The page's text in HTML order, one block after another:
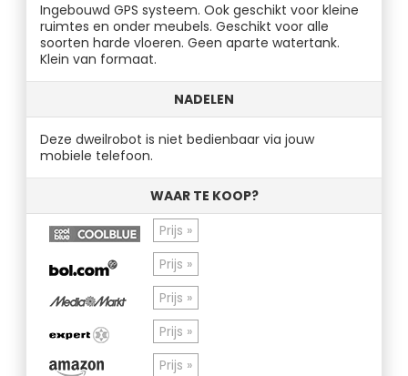
Ingebouwd GPS systeem. Ook geschikt voor kleine
ruimtes en onder meubels. Geschikt voor alle
soorten harde vloeren. Geen aparte watertank.
Klein van formaat.
NADELEN
Deze dweilrobot is niet bedienbaar via jouw
mobiele telefoon.
WAAR TE KOOP?
Prijs »
Prijs »
Prijs »
Prijs »
Prijs »